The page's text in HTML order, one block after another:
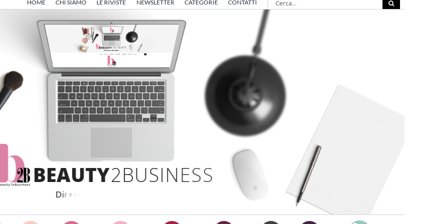
HOME CHI SIAMO LE RIVISTE NEWSLETTER CATEGORIE CONTATTI
per:
BEAUTY2BUSINESS
Dire t